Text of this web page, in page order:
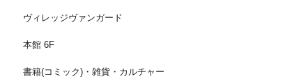
ヴィレッジヴァンガード
本館 6F
書籍(コミック)・雑貨・カルチャー